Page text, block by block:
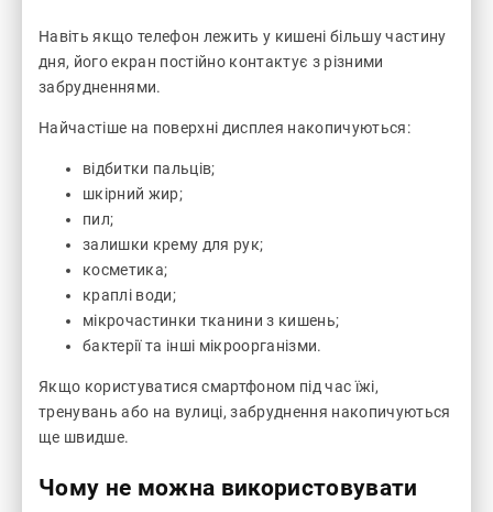
Навіть якщо телефон лежить у кишені більшу частину
дня, його екран постійно контактує з різними
забрудненнями.
Найчастіше на поверхні дисплея накопичуються:
відбитки пальців;
шкірний жир;
пил;
залишки крему для рук;
косметика;
краплі води;
мікрочастинки тканини з кишень;
бактерії та інші мікроорганізми.
Якщо користуватися смартфоном під час їжі,
тренувань або на вулиці, забруднення накопичуються
ще швидше.
Чому не можна використовувати